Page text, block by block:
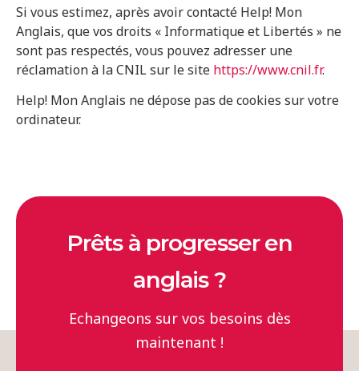
Si vous estimez, après avoir contacté Help! Mon
Anglais, que vos droits « Informatique et Libertés » ne
sont pas respectés, vous pouvez adresser une
réclamation à la CNIL sur le site https://www.cnil.fr.
Help! Mon Anglais ne dépose pas de cookies sur votre
ordinateur.
Prêts à progresser en
anglais ?
Echangeons sur vos besoins dès
maintenant !